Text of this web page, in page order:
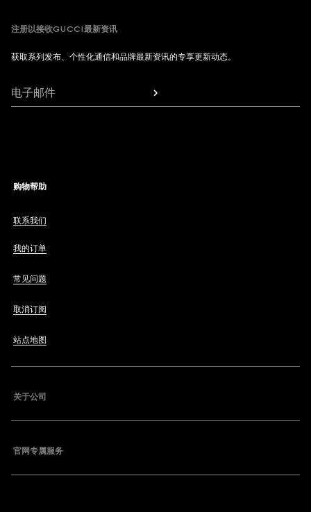
注册以接收GUCCI最新资讯
获取系列发布、个性化通信和品牌最新资讯的专享更新动态。
电子邮件
购物帮助
联系我们
我的订单
常见问题
取消订阅
站点地图
关于公司
官网专属服务